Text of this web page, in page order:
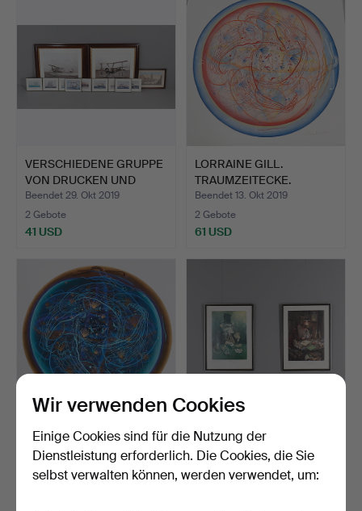
VERSCHIEDENE GRUPPE
VON DRUCKEN UND
FOTOGR…
Beendet 29. Okt 2019
2 Gebote
41 USD
LORRAINE GILL.
TRAUMZEITECKE.
Beendet 13. Okt 2019
2 Gebote
61 USD
LORRAINE GILL.
NOCTURNO.
Beendet 13. Okt 2019
TERENCE CUNEO
(BRITISH 1907-1996). DIE
REC…
Beendet 13. Okt 2019
Wir verwenden Cookies
Einige Cookies sind für die Nutzung der
Dienstleistung erforderlich. Die Cookies, die Sie
selbst verwalten können, werden verwendet, um: